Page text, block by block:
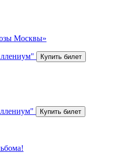
Москвы»